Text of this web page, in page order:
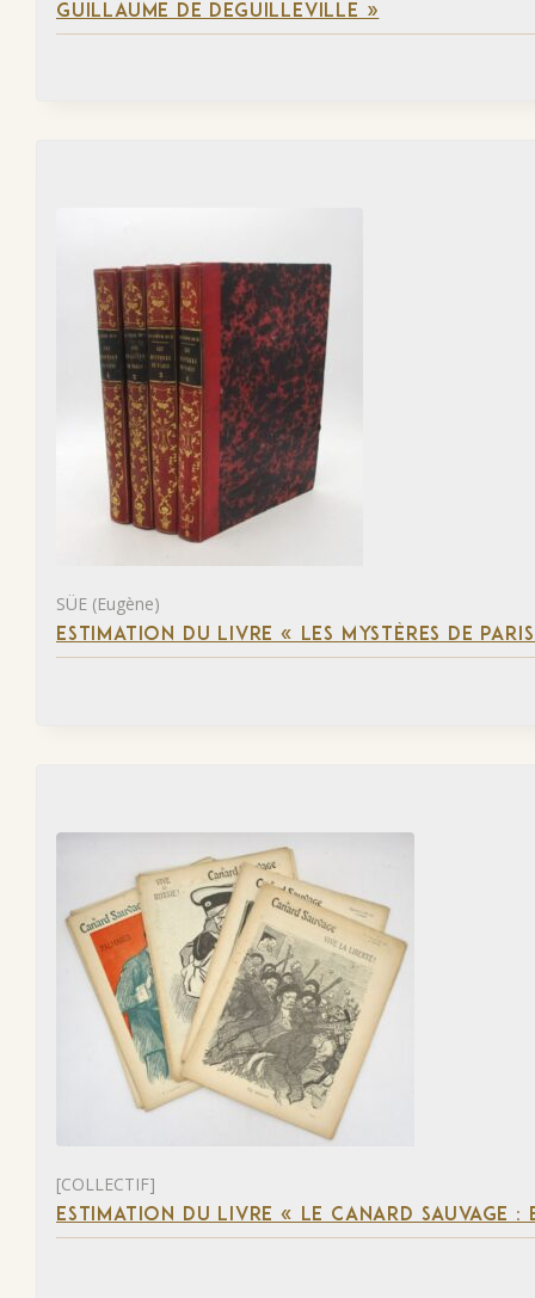
GUILLAUME DE DEGUILLEVILLE »
SÜE (Eugène)
ESTIMATION DU LIVRE « LES MYSTÈRES DE
[COLLECTIF]
ESTIMATION DU LIVRE « LE CANARD SAUVAGE :